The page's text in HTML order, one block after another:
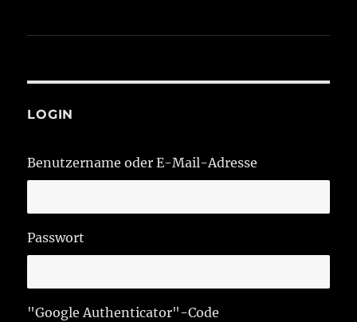
LOGIN
Benutzername oder E-Mail-Adresse
Passwort
"Google Authenticator"-Code